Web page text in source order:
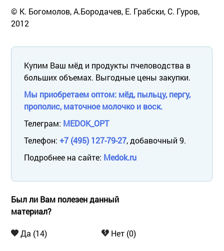
© К. Богомолов, А.Бородачев, Е. Грабски, С. Гуров,
2012
Купим Ваш мёд и продукты пчеловодства в
больших объемах. Выгодные цены закупки.
Мы приобретаем оптом: мёд, пыльцу, пергу,
прополис, маточное молочко и воск.
Телеграм: MEDOK_OPT
Телефон: +7 (495) 127-79-27, добавочный 9.
Подробнее на сайте: Medok.ru
Был ли Вам полезен данный
материал?
Да (14) Нет (0)